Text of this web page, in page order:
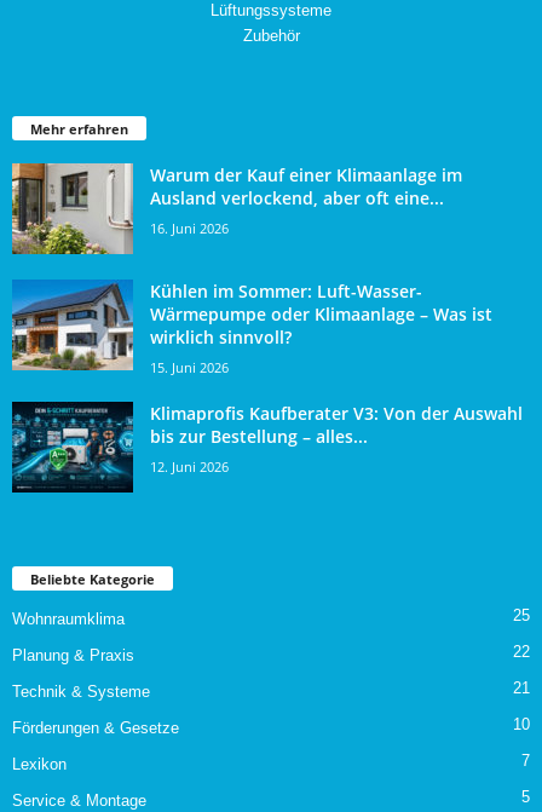
Lüftungssysteme
Zubehör
Mehr erfahren
Warum der Kauf einer Klimaanlage im
Ausland verlockend, aber oft eine...
16. Juni 2026
Kühlen im Sommer: Luft-Wasser-
Wärmepumpe oder Klimaanlage – Was ist
wirklich sinnvoll?
15. Juni 2026
Klimaprofis Kaufberater V3: Von der Auswahl
bis zur Bestellung – alles...
12. Juni 2026
Beliebte Kategorie
Wohnraumklima 25
Planung & Praxis 22
Technik & Systeme 21
Förderungen & Gesetze 10
Lexikon 7
Service & Montage 5